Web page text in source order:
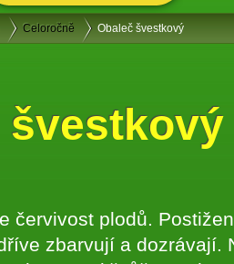
Celoročně Obaleč švestkový
švestkový
červivost plodů.
zbarvují a dozrávají.